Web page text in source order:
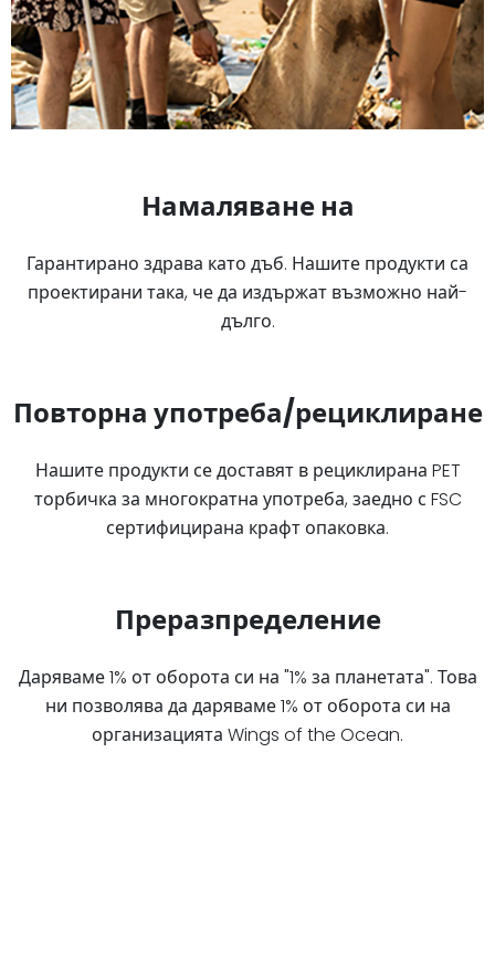
Намаляване на
Гарантирано здрава като дъб. Нашите продукти са
проектирани така, че да издържат възможно най-
дълго.
Повторна употреба/рециклиране
Нашите продукти се доставят в рециклирана PET
торбичка за многократна употреба, заедно с FSC
сертифицирана крафт опаковка.
Преразпределение
Даряваме 1% от оборота си на "1% за планетата". Това
ни позволява да даряваме 1% от оборота си на
организацията Wings of the Ocean.